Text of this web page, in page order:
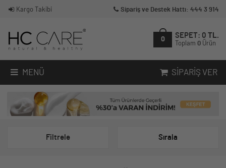
Kargo Takibi Sipariş ve Destek Hattı: 444 3 914
0
SEPET: 0 TL.
Toplam 0 Ürün
MENÜ SIPARIŞ VER
Filtrele Sırala